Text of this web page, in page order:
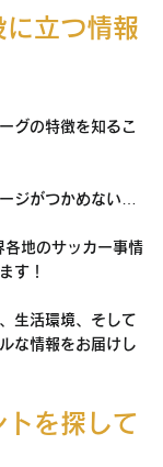
立つ情報
グの特徴を知るこ
ジがつかめない…
地のサッカー事情
す！
生活環境、そして
な情報をお届けし
を探して